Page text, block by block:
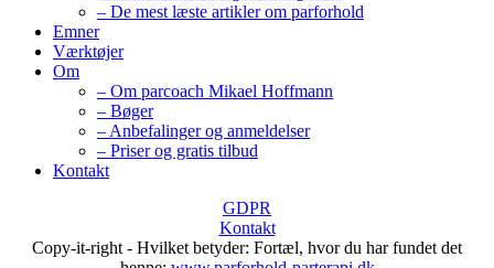
– De mest læste artikler om parforhold
Emner
Værktøjer
Om
– Om parcoach Mikael Hoffmann
– Bøger
– Anbefalinger og anmeldelser
– Priser og gratis tilbud
Kontakt
GDPR
Kontakt
Copy-it-right - Hvilket betyder: Fortæl, hvor du har fundet det